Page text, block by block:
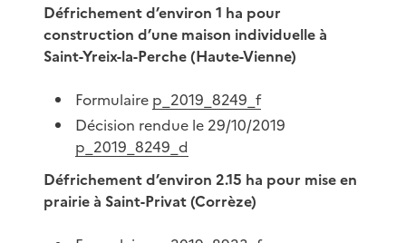
Défrichement d’environ 1 ha pour
construction d’une maison individuelle à
Saint-Yreix-la-Perche (Haute-Vienne)
Formulaire p_2019_8249_f
Décision rendue le 29/10/2019
p_2019_8249_d
Défrichementd’environ 2.15 ha pour mise en
prairie à Saint-Privat (Corrèze)